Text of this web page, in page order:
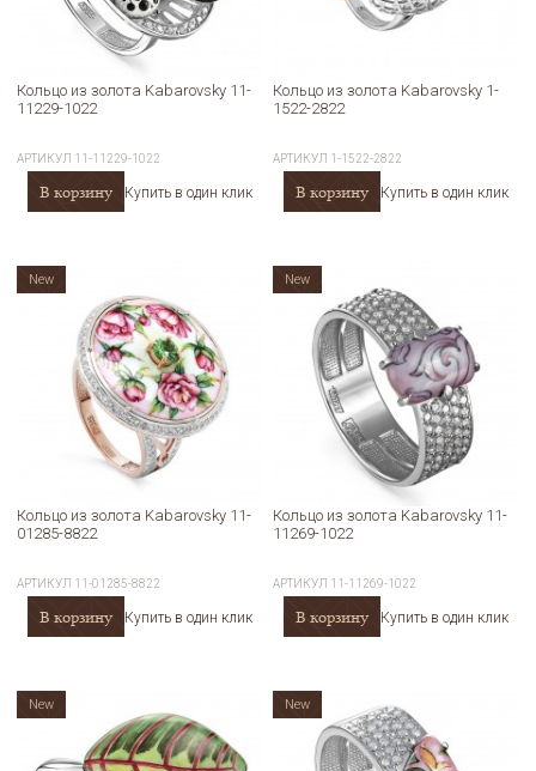
Кольцо из золота Kabarovsky 11-
11229-1022
АРТИКУЛ 11-11229-1022
В корзину Купить в один клик
Кольцо из золота Kabarovsky 1-
1522-2822
АРТИКУЛ 1-1522-2822
В корзину Купить в один клик
Кольцо из золота Kabarovsky 11-
01285-8822
АРТИКУЛ 11-01285-8822
В корзину Купить в один клик
New
Кольцо из золота Kabarovsky 11-
11269-1022
АРТИКУЛ 11-11269-1022
В корзину Купить в один клик
New
New New